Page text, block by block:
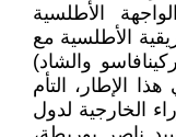
الأطلسية
الأطلسية مع
والشاد)
الإطار، التأم
الخارجية لدول